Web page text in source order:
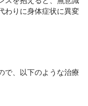
わりに身体症状に異変
で、以下のような治療